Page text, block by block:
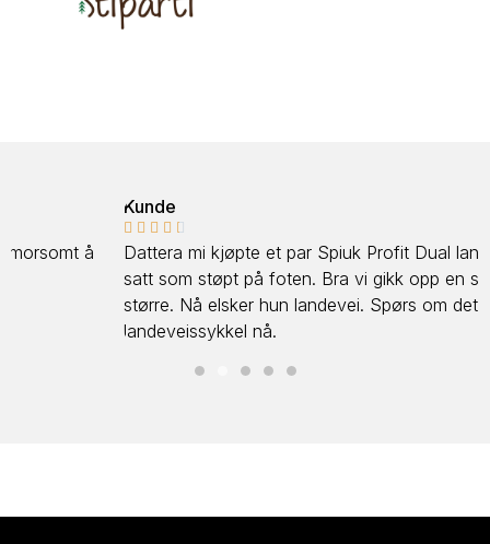
Dattera mi kjøpte et par Spiuk Profit Dual landeveissko,
satt som støpt på foten. Bra vi gikk opp en størrelse
større. Nå elsker hun landevei. Spørs om det blir en ny
landeveissykkel nå.